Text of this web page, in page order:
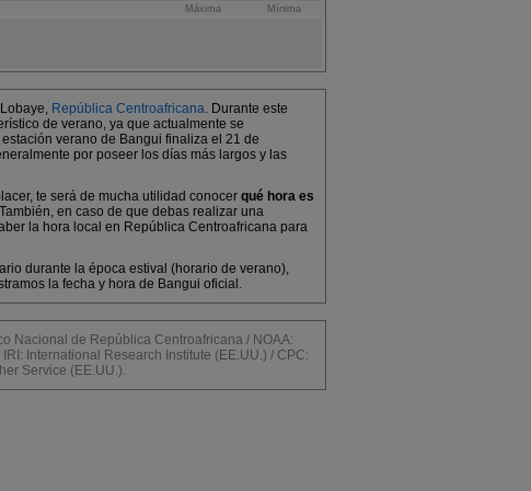
Máxima Mínima
República Centroafricana. Durante este
de verano, ya que actualmente se
verano de Bangui finaliza el 21 de
por poseer los días más largos y las
te será de mucha utilidad conocer qué hora es
en caso de que debas realizar una
la hora local en República Centroafricana para
durante la época estival (horario de verano),
la fecha y hora de Bangui oficial.
Nacional de República Centroafricana / NOAA:
International Research Institute (EE.UU.) / CPC:
Service (EE.UU.).